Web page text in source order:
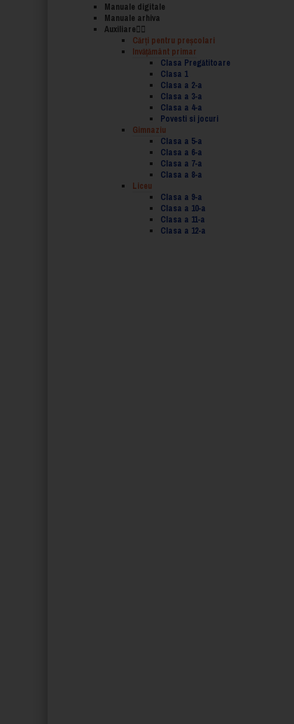
Manuale digitale
Manuale arhiva
Auxiliare
Cărţi pentru preşcolari
Invățământ primar
Clasa Pregătitoare
Clasa 1
Clasa a 2-a
Clasa a 3-a
Clasa a 4-a
Povesti si jocuri
Gimnaziu
Clasa a 5-a
Clasa a 6-a
Clasa a 7-a
Clasa a 8-a
Liceu
Clasa a 9-a
Clasa a 10-a
Clasa a 11-a
Clasa a 12-a